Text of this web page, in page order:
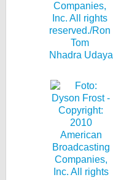
Nhadra Udaya